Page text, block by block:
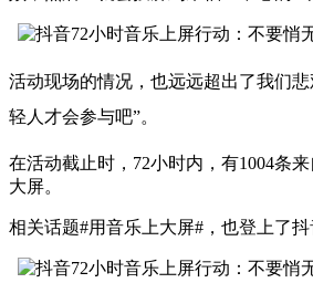
活动现场的情况，也远远超出了我们
轻人才会参与吧”。
在活动截止时，72小时内，有1004条
大屏。
相关话题#用音乐上大屏#，也登上了抖